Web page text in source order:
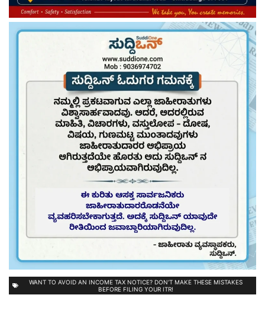
WANT TO AVOID AN INCOME TAX NOTICE? DON'T MAKE THESE MISTAKES
BEFORE FILING YOUR ITR!